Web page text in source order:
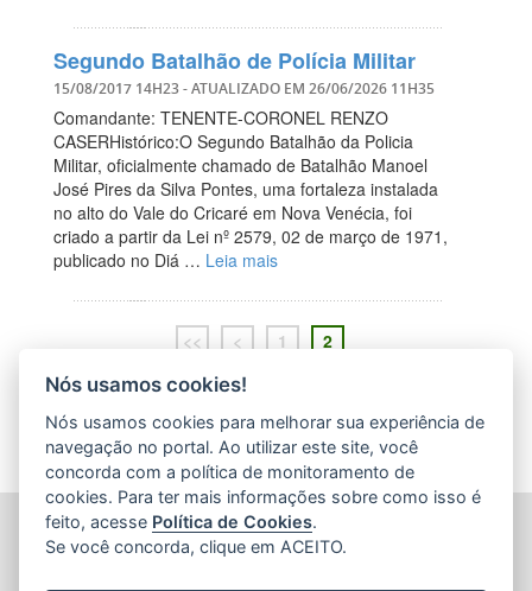
Segundo Batalhão de Polícia Militar
15/08/2017 14H23- ATUALIZADO EM 26/06/2026 11H35
Comandante: TENENTE-CORONEL RENZO
CASERHistórico:O Segundo Batalhão da Policia
Militar, oficialmente chamado de Batalhão Manoel
José Pires da Silva Pontes, uma fortaleza instalada
no alto do Vale do Cricaré em Nova Venécia, foi
criado a partir da Lei nº 2579, 02 de março de 1971,
publicado no Diá … Leia mais
<< < 1 2
POLÍCIA MILITAR DO ESPÍRITO SANTO (PMES)
Av. Maruípe, 2111 - São Cristovão
Nós usamos cookies!
Nós usamos cookies para melhorar sua experiência de
navegação no portal. Ao utilizar este site, você
concorda com a política de monitoramento de
cookies. Para ter mais informações sobre como isso é
feito, acesse Política de Cookies.
Se você concorda, clique em ACEITO.